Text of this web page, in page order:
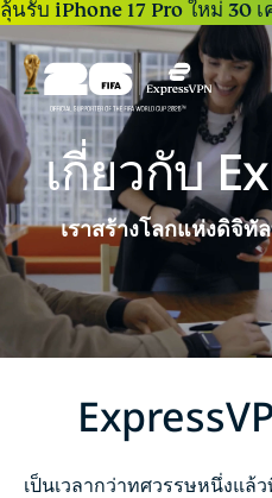
ลุ้นรับ iPhone 17 Pro ใหม่ 30 เ
เกี่ยวกับ
เราสร้างโลกแห่งดิจิ
เป็นเวลากว่าทศวรรษหนึ่งแล้